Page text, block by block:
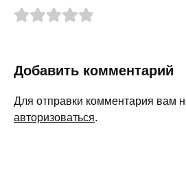
Добавить комментарий
Для отправки комментария вам
авторизоваться.